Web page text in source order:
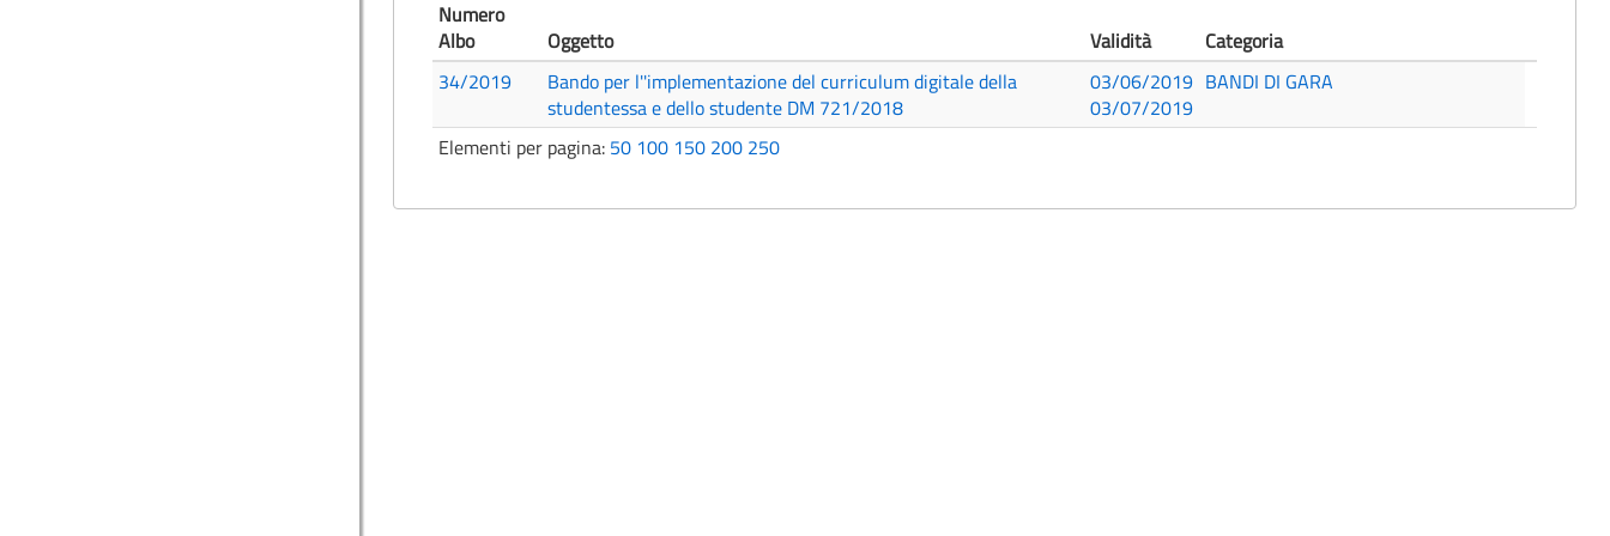
Numero
Albo
Oggetto Validità
Categoria
34/2019
Bando per l''implementazione del curriculum digitale della
studentessa e dello studente DM 721/2018
03/06/2019
03/07/2019
BANDI DI GARA
Elementi per pagina: 50 100 150 200 250